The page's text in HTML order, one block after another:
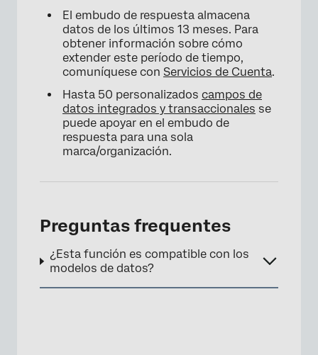
El embudo de respuesta almacena
datos de los últimos 13 meses. Para
obtener información sobre cómo
extender este período de tiempo,
comuníquese con Servicios de Cuenta.
Hasta 50 personalizados campos de
datos integrados y transaccionales se
puede apoyar en el embudo de
respuesta para una sola
marca/organización.
Preguntas frequentes
¿Esta función es compatible con los
modelos de datos?